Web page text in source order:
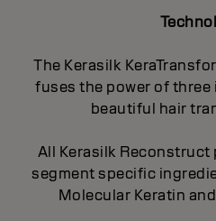
The Kerasilk
fuses the power of
beautiful hair
All Kerasilk
segment specific
Molecular Keratin